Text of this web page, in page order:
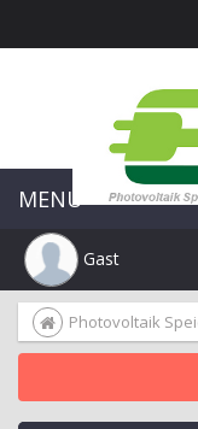
MENU
Gast
Photovoltaik